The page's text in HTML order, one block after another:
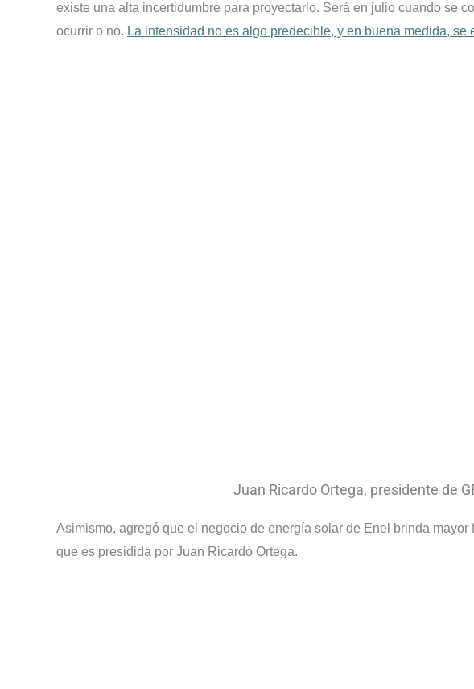
existe una alta incertidumbre para proyectarlo. Será en julio cuando se
ocurrir o no. La intensidad no es algo predecible, y en buena medida, se
Juan Ricardo Ortega, presidente de
Asimismo, agregó que el negocio de energía solar de Enel brinda
que es presidida por Juan Ricardo Ortega.